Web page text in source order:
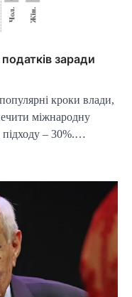
заради
кроки влади,
міжнародну
підходу – 30%.…